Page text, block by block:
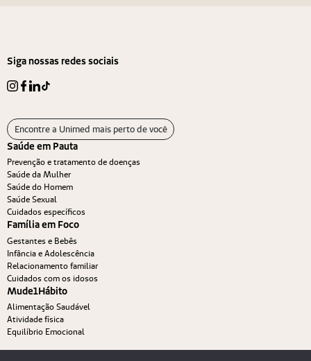
Siga nossas redes sociais
Encontre a Unimed mais perto de você
Saúde em Pauta
Prevenção e tratamento de doenças
Saúde da Mulher
Saúde do Homem
Saúde Sexual
Cuidados específicos
Família em Foco
Gestantes e Bebês
Infância e Adolescência
Relacionamento familiar
Cuidados com os idosos
Mude1Hábito
Alimentação Saudável
Atividade física
Equilíbrio Emocional